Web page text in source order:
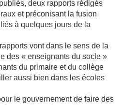
deux rapports rédigés
et préconisant la fusion
à quelques jours de la
vont dans le sens de la
des « enseignants du socle »
du primaire et du collège
aussi bien dans les écoles
le gouvernement de faire des